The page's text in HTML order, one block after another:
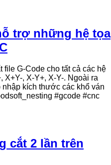
trợ những hệ tọa
file G-Code cho tất cả các hệ
X+Y-, X-Y+, X-Y-. Ngoài ra
kích thước các khổ ván
#gcode #cnc
cắt 2 lần trên